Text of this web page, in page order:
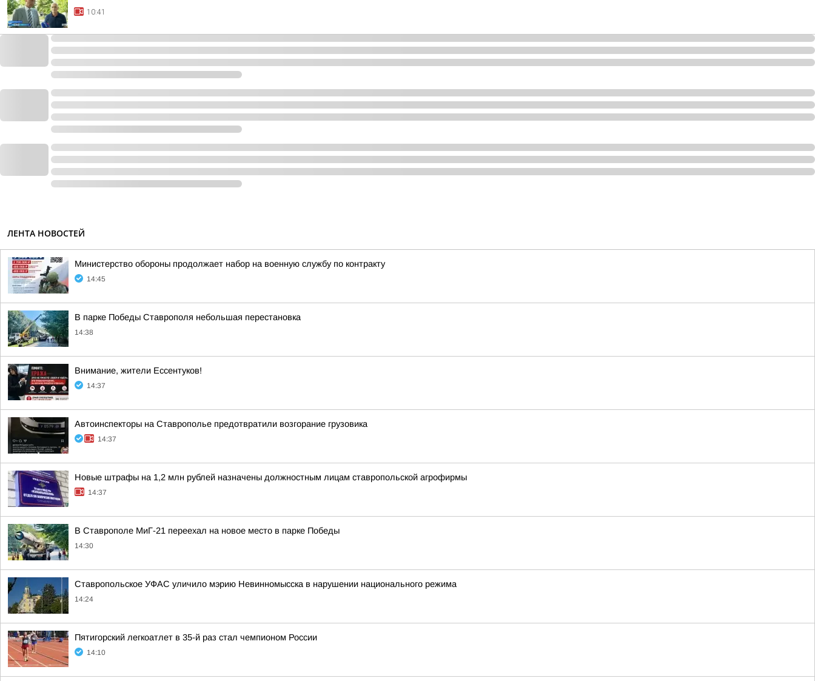
10:41
ЛЕНТА НОВОСТЕЙ
Министерство обороны продолжает набор на военную службу по контракту
14:45
В парке Победы Ставрополя небольшая перестановка
14:38
Внимание, жители Ессентуков!
14:37
Автоинспекторы на Ставрополье предотвратили возгорание грузовика
14:37
Новые штрафы на 1,2 млн рублей назначены должностным лицам ставропольской агрофирмы
14:37
В Ставрополе МиГ-21 переехал на новое место в парке Победы
14:30
Ставропольское УФАС уличило мэрию Невинномысска в нарушении национального режима
14:24
Пятигорский легкоатлет в 35-й раз стал чемпионом России
14:10